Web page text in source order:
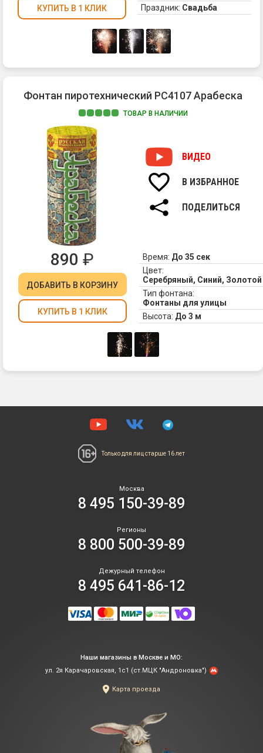
КУПИТЬ В 1 КЛИК
Праздник: Свадьба
Фонтан пиротехнический РС4107 Арабеска
ТОВАР В НАЛИЧИИ
ВИДЕО
В ИЗБРАННОЕ
ПОДЕЛИТЬСЯ
890 ₽
ДОБАВИТЬ В КОРЗИНУ
КУПИТЬ В 1 КЛИК
Время: До 35 сек
Цвет:
Серебряный, Синий, Золотой
Тип фонтана:
Фонтаны для улицы
Высота: До 3 м
Только для лицстарше 16 лет
Москва
8 495 150-39-89
Регионы
8 800 500-39-89
Дежурный телефон
8 495 641-86-12
Наши магазины в Москве и МО:
ул. 2я Карачаровская, 1с1 (ст.МЦК "Андроновка")
Карта проезда